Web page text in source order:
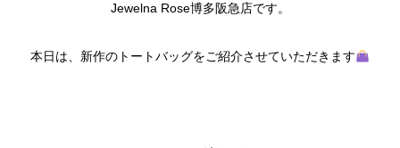
Jewelna Rose博多阪急店です。
本日は、新作のトートバッグをご紹介させていただきます